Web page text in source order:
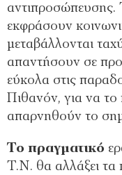
αντιπροσώπευσης.
εκφράσουν
µεταβάλλονται
απαντήσουν σε
εύκολα στις
Πιθανόν, για να το
απαρνηθούν το
Το πραγµατικό
Τ.Ν. θα αλλάξει τα